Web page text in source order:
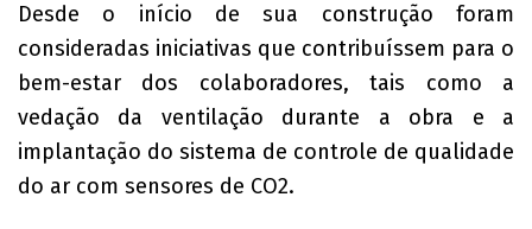
Desde o início de sua construção foram
consideradas iniciativas que contribuíssem para o
bem-estar dos colaboradores, tais como a
vedação da ventilação durante a obra e a
implantação do sistema de controle de qualidade
do ar com sensores de CO2.